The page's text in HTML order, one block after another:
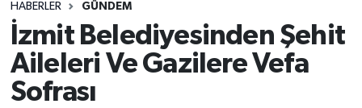
HABERLER GÜNDEM
İzmit Belediyesinden Şehit
Aileleri Ve Gazilere Vefa
Sofrası